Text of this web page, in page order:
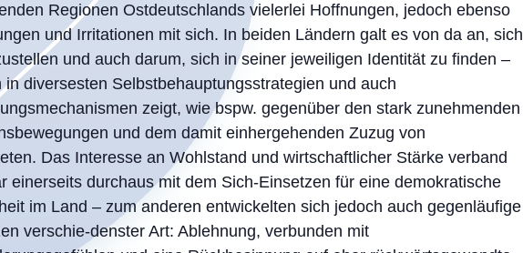
Regionen Ostdeutschlands vielerlei Hoffnungen, jedoch ebenso
und Irritationen mit sich. In beiden Ländern galt es von da an, sich
und auch darum, sich in seiner jeweiligen Identität zu finden –
in diversesten Selbstbehauptungsstrategien und auch
zeigt, wie bspw. gegenüber den stark zunehmenden
und dem damit einhergehenden Zuzug von
Das Interesse an Wohlstand und wirtschaftlicher Stärke verband
einerseits durchaus mit dem Sich-Einsetzen für eine demokratische
im Land – zum anderen entwickelten sich jedoch auch gegenläufige
verschie-denster Art: Ablehnung, verbunden mit